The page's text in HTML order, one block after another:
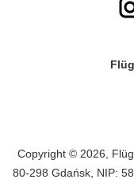
Copyright © 2026,
80-298 Gdańsk, NIP: